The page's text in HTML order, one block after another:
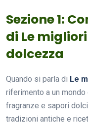
Sezione 1:
di Le
dolcezza
Quando si parla di Le
riferimento a un mondo
fragranze e sapori
tradizioni antiche e